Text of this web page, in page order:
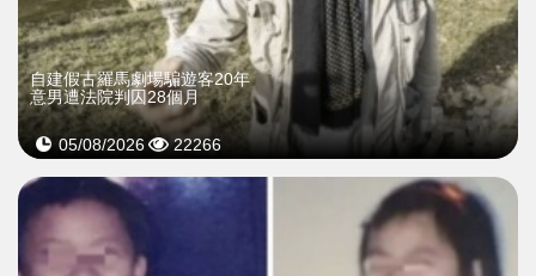
自建假古羅馬劇場騙遊客20年
意男遭法院判囚28個月
05/08/2026 22266